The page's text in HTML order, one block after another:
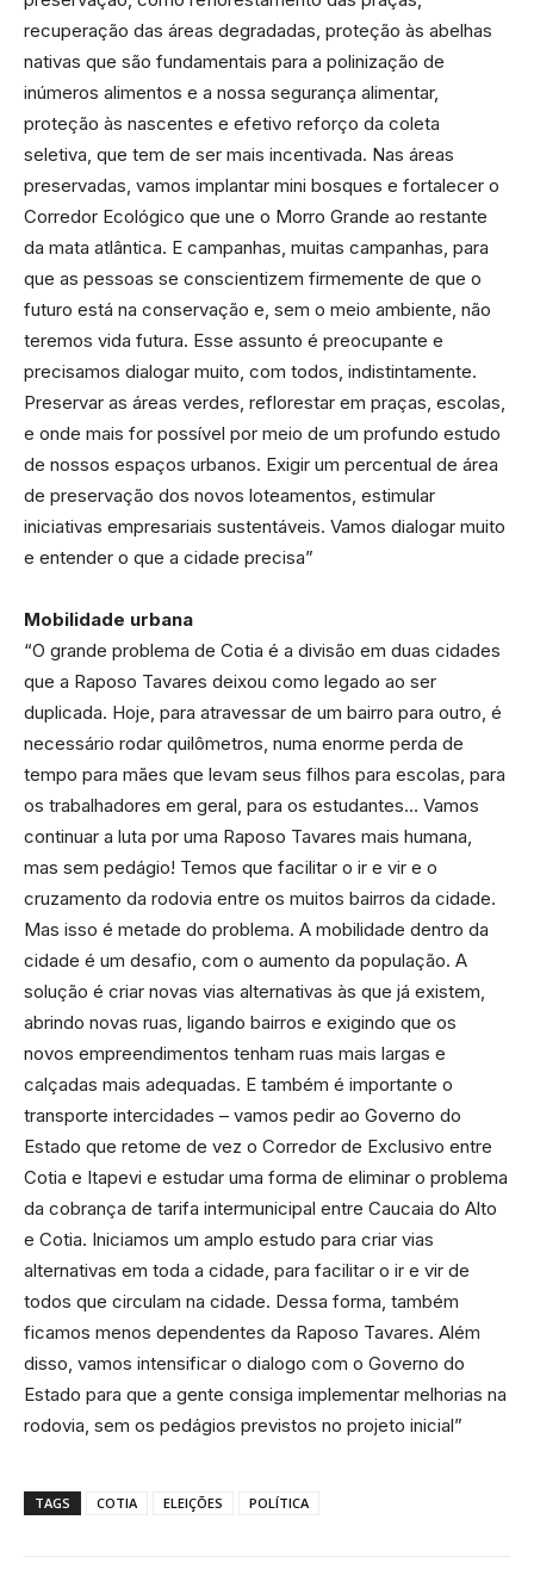
recuperação das áreas degradadas, proteção às abelhas
nativas que são fundamentais para a polinização de
inúmeros alimentos e a nossa segurança alimentar,
proteção às nascentes e efetivo reforço da coleta
seletiva, que tem de ser mais incentivada. Nas áreas
preservadas, vamos implantar mini bosques e fortalecer o
Corredor Ecológico que une o Morro Grande ao restante
da mata atlântica. E campanhas, muitas campanhas, para
que as pessoas se conscientizem firmemente de que o
futuro está na conservação e, sem o meio ambiente, não
teremos vida futura. Esse assunto é preocupante e
precisamos dialogar muito, com todos, indistintamente.
Preservar as áreas verdes, reflorestar em praças, escolas,
e onde mais for possível por meio de um profundo estudo
de nossos espaços urbanos. Exigir um percentual de área
de preservação dos novos loteamentos, estimular
iniciativas empresariais sustentáveis. Vamos dialogar muito
e entender o que a cidade precisa”
Mobilidade urbana
“O grande problema de Cotia é a divisão em duas cidades
que a Raposo Tavares deixou como legado ao ser
duplicada. Hoje, para atravessar de um bairro para outro, é
necessário rodar quilômetros, numa enorme perda de
tempo para mães que levam seus filhos para escolas, para
os trabalhadores em geral, para os estudantes… Vamos
continuar a luta por uma Raposo Tavares mais humana,
mas sem pedágio! Temos que facilitar o ir e vir e o
cruzamento da rodovia entre os muitos bairros da cidade.
Mas isso é metade do problema. A mobilidade dentro da
cidade é um desafio, com o aumento da população. A
solução é criar novas vias alternativas às que já existem,
abrindo novas ruas, ligando bairros e exigindo que os
novos empreendimentos tenham ruas mais largas e
calçadas mais adequadas. E também é importante o
transporte intercidades – vamos pedir ao Governo do
Estado que retome de vez o Corredor de Exclusivo entre
Cotia e Itapevi e estudar uma forma de eliminar o problema
da cobrança de tarifa intermunicipal entre Caucaia do Alto
e Cotia. Iniciamos um amplo estudo para criar vias
alternativas em toda a cidade, para facilitar o ir e vir de
todos que circulam na cidade. Dessa forma, também
ficamos menos dependentes da Raposo Tavares. Além
disso, vamos intensificar o dialogo com o Governo do
Estado para que a gente consiga implementar melhorias na
rodovia, sem os pedágios previstos no projeto inicial”
TAGS COTIA ELEIÇÕES POLÍTICA